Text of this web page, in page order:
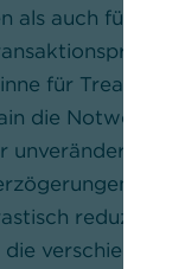
als auch für
für Treasurer
die
reduziert.